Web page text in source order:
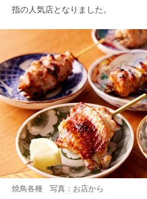
指の人気店となりました。
焼鳥各種 写真：お店から